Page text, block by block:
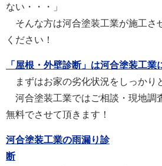
ない・・・」
そんな方は河合塗装工業が施工さ
ください！
「屋根・外壁診断」は河合塗装工業
まずはお家の劣化状況をしっかり
河合塗装工業ではご相談・現地調
無料でさせて頂きます！
河合塗装工業の雨漏り診
断